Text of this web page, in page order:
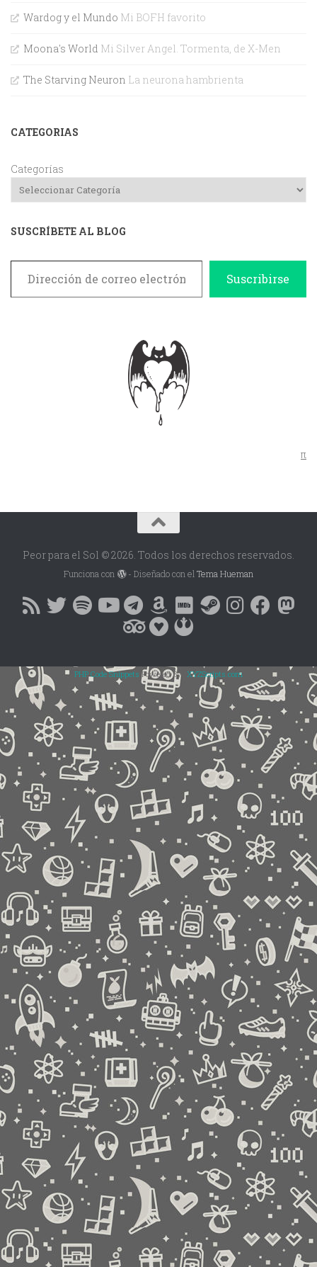
Wardog y el Mundo Mi BOFH favorito
Moona's World Mi Silver Angel. Tormenta, de X-Men
The Starving Neuron La neurona hambrienta
CATEGORIAS
Categorías
SUSCRÍBETE AL BLOG
Dirección de correo electrónico
Suscribirse
π
Peor para el Sol © 2026. Todos los derechos reservados.
Funciona con - Diseñado con elTema Hueman
PHP Code Snippets Powered By : XYZScripts.com